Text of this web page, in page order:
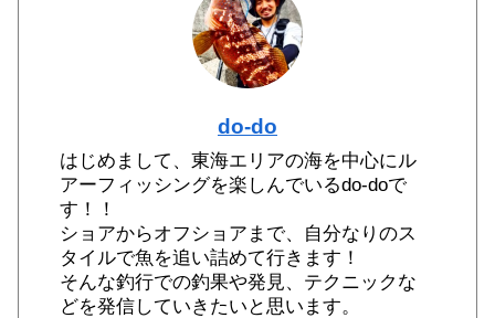
do-do
はじめまして、東海エリアの海を中心にル
アーフィッシングを楽しんでいるdo-doで
す！！
ショアからオフショアまで、自分なりのス
タイルで魚を追い詰めて行きます！
そんな釣行での釣果や発見、テクニックな
どを発信していきたいと思います。